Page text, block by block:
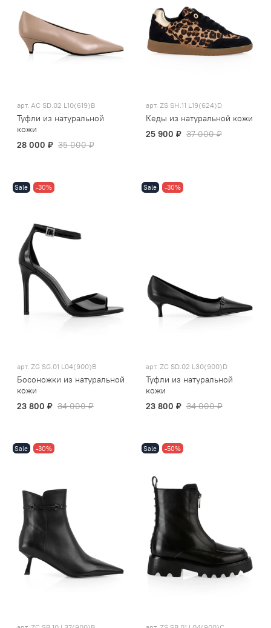
арт. AC SD.02 L10(619)B
Туфли из натуральной
кожи
28 000 ₽ 35 000 ₽
арт. ZS SH.11 L19(624)D
Кеды из натуральной кожи
25 900 ₽ 37 000 ₽
Sale -30%
арт. ZG SG.01 L04(900)B
Босоножки из натуральной
кожи
23 800 ₽ 34 000 ₽
Sale -30%
арт. ZC SD.02 L30(900)D
Туфли из натуральной
кожи
23 800 ₽ 34 000 ₽
Sale -30% Sale -50%